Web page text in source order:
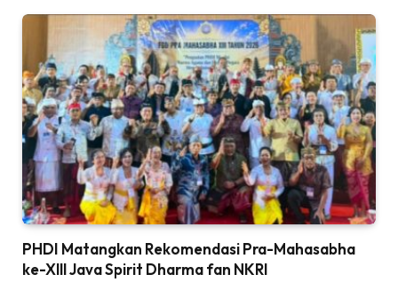
PHDI Matangkan Rekomendasi Pra-Mahasabha
ke-Xlll Java Spirit Dharma fan NKRI